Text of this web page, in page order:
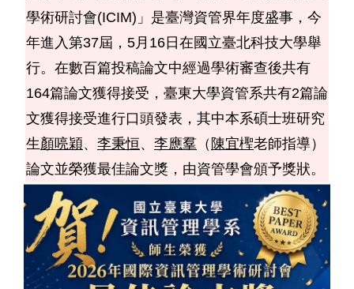
核心職能
師資陣容
課程綱要
教研成果
規章要點
表格下載
系友動態
入學管道
學術研討會(ICIM)」是臺灣資管界年度盛事，今
年進入第37屆，5月16日在國立臺北科技大學舉
行。在數百篇投稿論文中經過學術審查後共有
164篇論文獲得接受，臺東大學資管系共有2篇論
文獲得接受進行口頭發表，其中本系碩士班研究
生顏喨穎、 李秉恒、 李應羣 （ 陳宜檉老師指導）
論文並榮獲最佳論文獎，由資管學會頒予獎狀。